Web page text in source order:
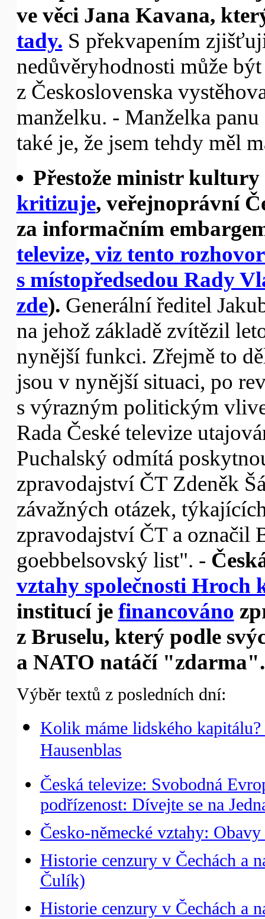
ve věci Jana Kavana,
tady. S překvapením
nedůvěryhodnosti může
z Československa
manželku. - Manželka
také je, že jsem tehdy měl
Přestože ministr kultury
kritizuje, veřejnoprávní
za informačním
televize, viz tento
s místopředsedou Rady
zde). Generální ředitel
na jehož základě zvítězil
nynější funkci. Zřejmě to
jsou v nynější situaci, po
s výrazným politickým
Rada České televize
Puchalský odmítá
zpravodajství ČT Zdeněk
závažných otázek,
zpravodajství ČT a označil
goebbelsovský list". -
vztahy společnosti Hroch
institucí je financováno
z Bruselu, který podle
a NATO natáčí "zdarma".
Výběr textů z posledních dní:
Kolik máme lidského
Hausenblas
Česká televize: Svobodná
podřízenost: Dívejte se na
Česko-německé vztahy:
Historie cenzury v Čechách a
Čulík)
Historie cenzury v Čechách a